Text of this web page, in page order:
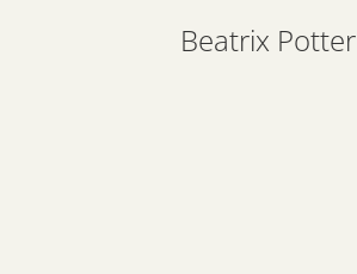
Beatrix Potter